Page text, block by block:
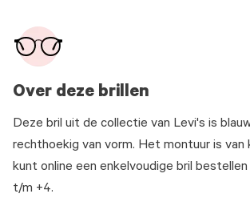
Over deze brillen
Deze bril uit de collectie van Levi's is
rechthoekig van vorm. Het montuur is van
kunt online een enkelvoudige bril
t/m +4.